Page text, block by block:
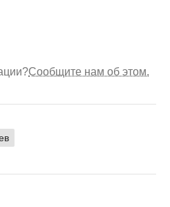
Сообщите нам об этом.